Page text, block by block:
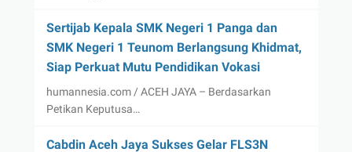
Sertijab Kepala SMK Negeri 1 Panga dan
SMK Negeri 1 Teunom Berlangsung Khidmat,
Siap Perkuat Mutu Pendidikan Vokasi
humannesia.com / ACEH JAYA – Berdasarkan
Petikan Keputusa…
Cabdin Aceh Jaya Sukses Gelar FLS3N